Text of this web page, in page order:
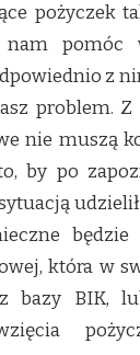
pożyczek
pomóc
z
problem. Z
nie muszą
by po
będzie
która w
bazy BIK,